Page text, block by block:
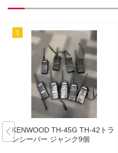
KENWOOD TH-45G TH-42トラ
ンシーバー ジャンク9個